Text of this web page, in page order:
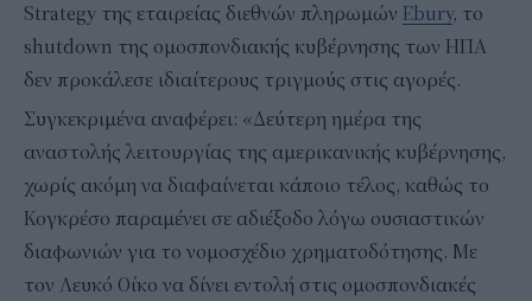
Strategy της εταιρείας διεθνών πληρωμών Ebury, το
shutdown της ομοσπονδιακής κυβέρνησης των ΗΠΑ
δεν προκάλεσε ιδιαίτερους τριγμούς στις αγορές.
Συγκεκριμένα αναφέρει: «Δεύτερη ημέρα της
αναστολής λειτουργίας της αμερικανικής κυβέρνησης,
χωρίς ακόμη να διαφαίνεται κάποιο τέλος, καθώς το
Κογκρέσο παραμένει σε αδιέξοδο λόγω ουσιαστικών
διαφωνιών για το νομοσχέδιο χρηματοδότησης. Με
τον Λευκό Οίκο να δίνει εντολή στις ομοσπονδιακές